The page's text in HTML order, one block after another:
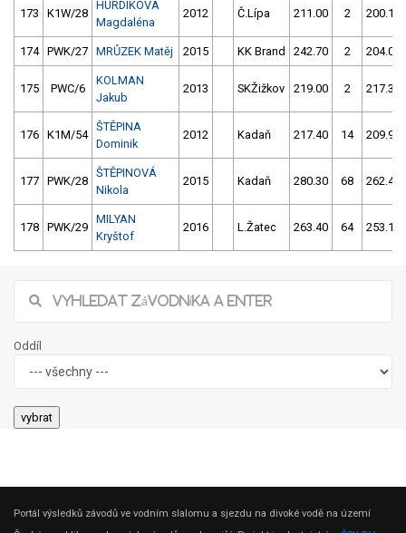
173 K1W/28
HURDÍKOVÁ
Magdaléna
2012 Č.Lípa 211.00 2 200.10
174 PWK/27 MRŮZEK Matěj 2015 KK Brand 242.70 2 204.00
175 PWC/6
KOLMAN
Jakub
2013 SKŽižkov 219.00 2 217.30
176 K1M/54
ŠTĚPINA
Dominik
2012 Kadaň 217.40 14 209.90
177 PWK/28
ŠTĚPINOVÁ
Nikola
2015 Kadaň 280.30 68 262.40
178 PWK/29
MILYAN
Kryštof
2016 L.Žatec 263.40 64 253.10
Oddíl
Portál výsledků závodů ve vodním slalomu a sjezdu na divoké vodě na území